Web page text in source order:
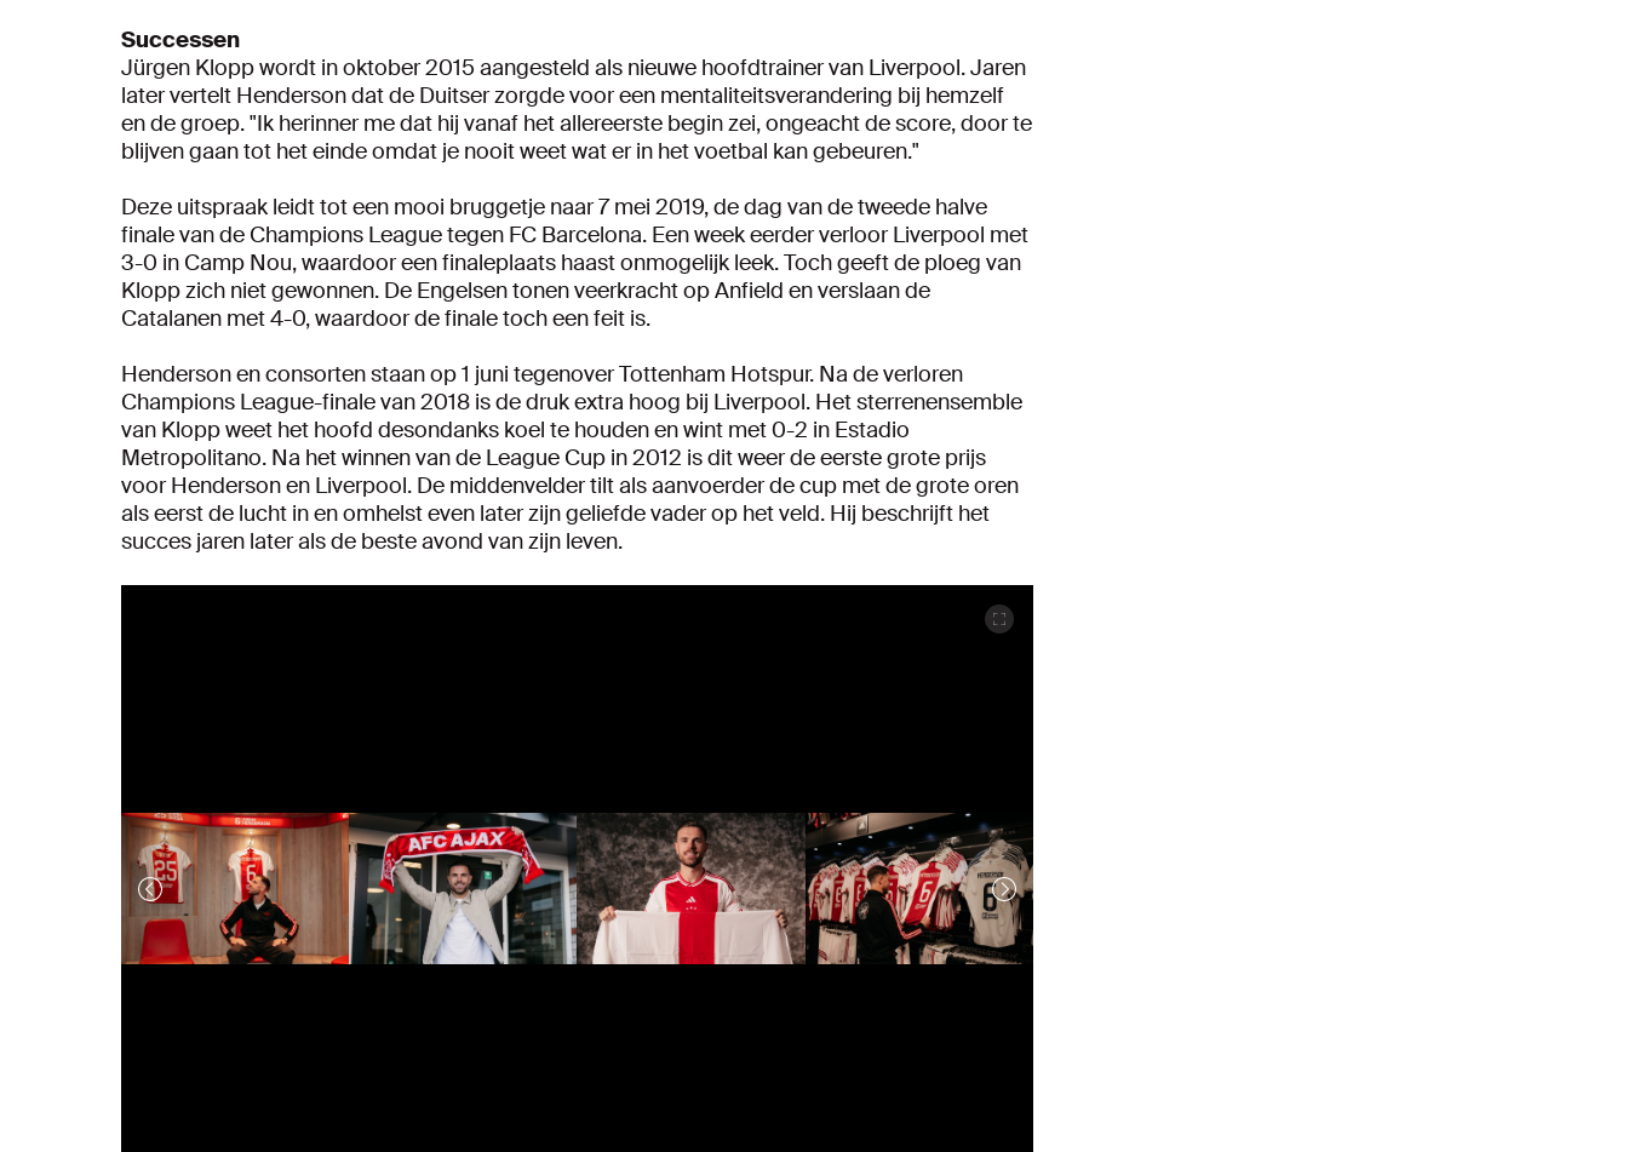
Successen
Jürgen Klopp wordt in oktober 2015 aangesteld als nieuwe hoofdtrainer van Liverpool. Jaren
later vertelt Henderson dat de Duitser zorgde voor een mentaliteitsverandering bij hemzelf
en de groep. "Ik herinner me dat hij vanaf het allereerste begin zei, ongeacht de score, door te
blijven gaan tot het einde omdat je nooit weet wat er in het voetbal kan gebeuren."
Deze uitspraak leidt tot een mooi bruggetje naar 7 mei 2019, de dag van de tweede halve
finale van de Champions League tegen FC Barcelona. Een week eerder verloor Liverpool met
3-0 in Camp Nou, waardoor een finaleplaats haast onmogelijk leek. Toch geeft de ploeg van
Klopp zich niet gewonnen. De Engelsen tonen veerkracht op Anfield en verslaan de
Catalanen met 4-0, waardoor de finale toch een feit is.
Henderson en consorten staan op 1 juni tegenover Tottenham Hotspur. Na de verloren
Champions League-finale van 2018 is de druk extra hoog bij Liverpool. Het sterrenensemble
van Klopp weet het hoofd desondanks koel te houden en wint met 0-2 in Estadio
Metropolitano. Na het winnen van de League Cup in 2012 is dit weer de eerste grote prijs
voor Henderson en Liverpool. De middenvelder tilt als aanvoerder de cup met de grote oren
als eerst de lucht in en omhelst even later zijn geliefde vader op het veld. Hij beschrijft het
succes jaren later als de beste avond van zijn leven.